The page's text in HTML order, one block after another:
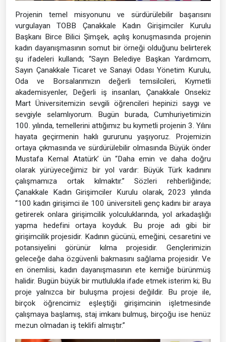
Projenin temel misyonunu ve sürdürülebilir başarısını
vurgulayan TOBB Çanakkale Kadın Girişimciler Kurulu
Başkanı Birce Bilici Şimşek, açılış konuşmasında projenin
kadın dayanışmasının somut bir örneği olduğunu belirterek
şu ifadeleri kullandı; “Sayın Belediye Başkan Yardımcım,
Sayın Çanakkale Ticaret ve Sanayi Odası Yönetim Kurulu,
Oda ve Borsalarımızın değerli temsilcileri, Kıymetli
akademisyenler, Değerli iş insanları, Çanakkale Onsekiz
Mart Üniversitemizin sevgili öğrencileri hepinizi saygı ve
sevgiyle selamlıyorum. Bugün burada, Cumhuriyetimizin
100. yılında, temellerini attığımız bu kıymetli projenin 3. Yılını
hayata geçirmenin haklı gururunu yaşıyoruz. Projemizin
ortaya çıkmasında ve sürdürülebilir olmasında Büyük önder
Mustafa Kemal Atatürk’ ün “Daha emin ve daha doğru
olarak yürüyeceğimiz bir yol vardır: Büyük Türk kadınını
çalışmamıza ortak kılmaktır.” Sözleri rehberliğinde;
Çanakkale Kadın Girişimciler Kurulu olarak, 2023 yılında
“100 kadın girişimci ile 100 üniversiteli genç kadını bir araya
getirerek onlara girişimcilik yolculuklarında, yol arkadaşlığı
yapma hedefini ortaya koyduk. Bu proje adı gibi bir
girişimcilik projesidir. Kadının gücünü, emeğini, cesaretini ve
potansiyelini görünür kılma projesidir. Gençlerimizin
geleceğe daha özgüvenli bakmasını sağlama projesidir. Ve
en önemlisi, kadın dayanışmasının ete kemiğe bürünmüş
halidir. Bugün büyük bir mutlulukla ifade etmek isterim ki; Bu
proje yalnızca bir buluşma projesi değildir. Bu proje ile,
birçok öğrencimiz eşleştiği girişimcinin işletmesinde
çalışmaya başlamış, staj imkanı bulmuş, birçoğu ise henüz
mezun olmadan iş teklifi almıştır.”